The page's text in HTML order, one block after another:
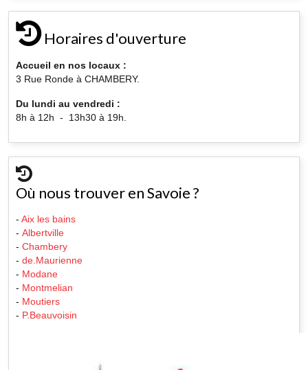
Horaires d'ouverture
Accueil en nos locaux :
3 Rue Ronde à CHAMBERY.
Du lundi au vendredi :
8h à 12h - 13h30 à 19h.
Où nous trouver en Savoie ?
- Aix les bains
- Albertville
- Chambery
- de.Maurienne
- Modane
- Montmelian
- Moutiers
- P.Beauvoisin